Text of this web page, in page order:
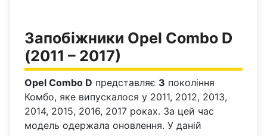
Запобіжники Opel Combo D
(2011 – 2017)
Opel Combo D представляє 3 покоління
Комбо, яке випускалося у 2011, 2012, 2013,
2014, 2015, 2016, 2017 роках. За цей час
модель одержала оновлення. У даній